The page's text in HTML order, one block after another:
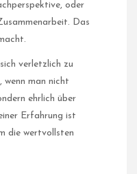
oder
Das
verletzlich zu
wenn man nicht
ehrlich über
Erfahrung ist
die wertvollsten